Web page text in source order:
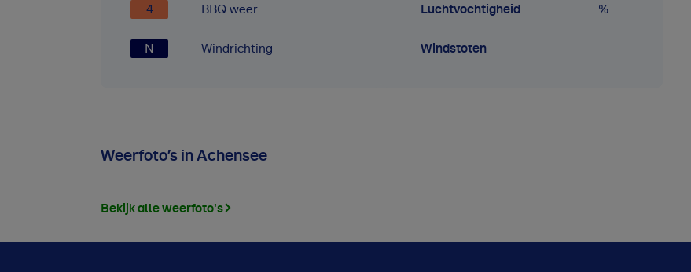
4 BBQ weer
N Windrichting
Luchtvochtigheid %
Windstoten -
Weerfoto’s in Achensee
Bekijk alle weerfoto's